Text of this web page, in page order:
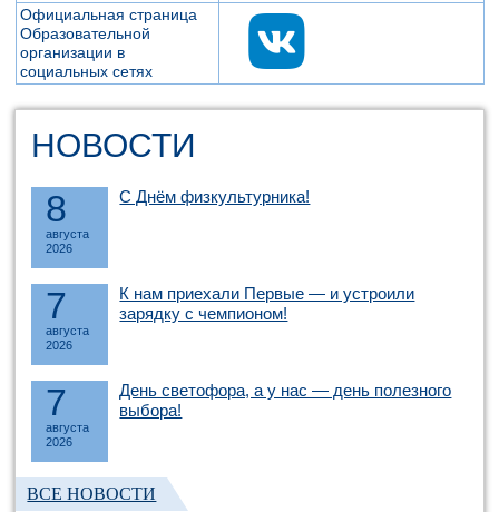
Официальная страница
Образовательной
организации в
социальных сетях
НОВОСТИ
8
августа
2026
С Днём физкультурника!
7
августа
2026
К нам приехали Первые — и устроили
зарядку с чемпионом!
7
августа
2026
День светофора, а у нас — день полезного
выбора!
ВСЕ НОВОСТИ